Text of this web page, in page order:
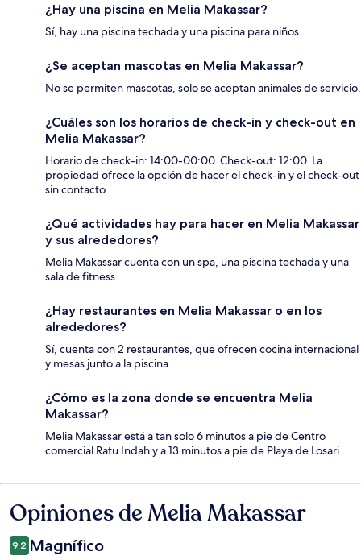
¿Hay una piscina en Melia Makassar?
Sí, hay una piscina techada y una piscina para niños.
¿Se aceptan mascotas en Melia Makassar?
No se permiten mascotas, solo se aceptan animales de servicio.
¿Cuáles son los horarios de check-in y check-out en
Melia Makassar?
Horario de check-in: 14:00-00:00. Check-out: 12:00. La
propiedad ofrece la opción de hacer el check-in y el check-out
sin contacto.
¿Qué actividades hay para hacer en Melia Makassar
y sus alrededores?
Melia Makassar cuenta con un spa, una piscina techada y una
sala de fitness.
¿Hay restaurantes en Melia Makassar o en los
alrededores?
Sí, cuenta con 2 restaurantes, que ofrecen cocina internacional
y mesas junto a la piscina.
¿Cómo es la zona donde se encuentra Melia
Makassar?
Melia Makassar está a tan solo 6 minutos a pie de Centro
comercial Ratu Indah y a 13 minutos a pie de Playa de Losari.
Opiniones
Opiniones de Melia Makassar
9.2 Magnífico